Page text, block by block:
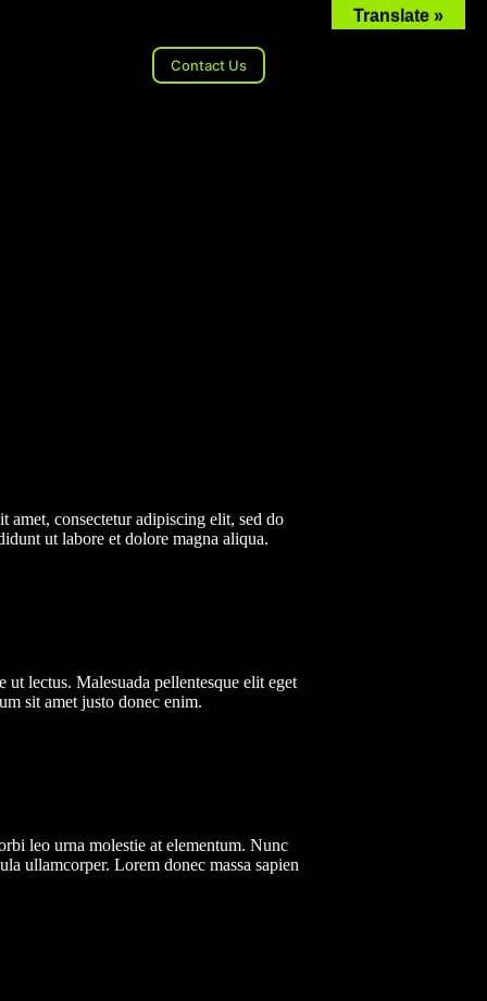
Contact Us
amet, consectetur adipiscing elit, sed do
ut labore et dolore magna aliqua.
ut lectus. Malesuada pellentesque elit eget
sit amet justo donec enim.
leo urna molestie at elementum. Nunc
ullamcorper. Lorem donec massa sapien
Translate »